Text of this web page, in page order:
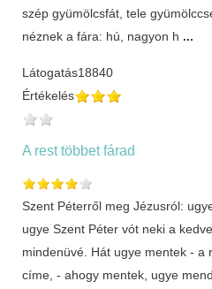
szép gyümölcsfát, tele
néznek a fára: hú, nagyon h ...
Látogatás18840
Értékelés
A rest többet fárad
Szent Péterről meg Jézusról:
ugye Szent Péter vót neki a
mindenüvé. Hát ugye mentek - a
címe, - ahogy mentek, ugye